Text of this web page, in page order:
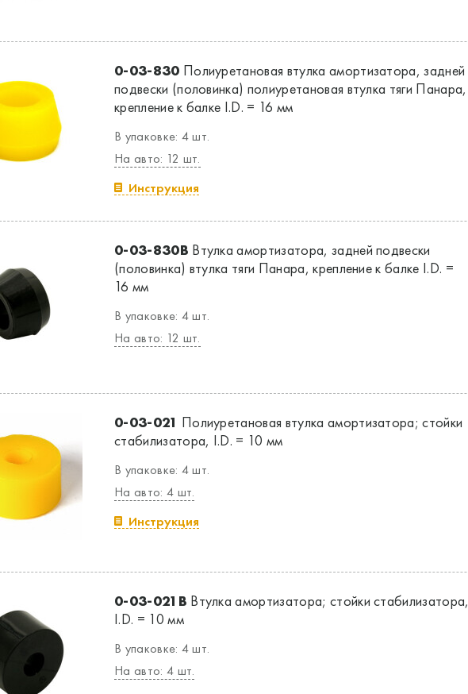
0-03-830 Полиуретановая втулка амортизатора, задней
подвески (половинка) полиуретановая втулка тяги Панара,
крепление к балке I.D. = 16 мм
В упаковке: 4 шт.
На авто: 12 шт.
Инструкция
0-03-830B Втулка амортизатора, задней подвески
(половинка) втулка тяги Панара, крепление к балке I.D. =
16 мм
В упаковке: 4 шт.
На авто: 12 шт.
0-03-021 Полиуретановая втулка амортизатора; стойки
стабилизатора, I.D. = 10 мм
В упаковке: 4 шт.
На авто: 4 шт.
Инструкция
0-03-021B Втулка амортизатора; стойки стабилизатора,
I.D. = 10 мм
В упаковке: 4 шт.
На авто: 4 шт.